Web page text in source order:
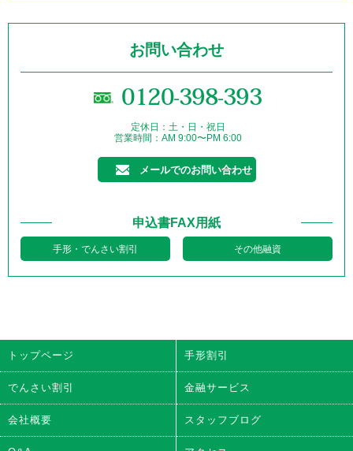
お問い合わせ
0120-398-393
定休日：土・日・祝日
営業時間：AM 9:00〜PM 6:00
メールでのお問い合わせ
申込書FAX用紙
手形・でんさい割引 その他融資
トップページ 手形割引
でんさい割引 金融サービス
会社概要 スタッフブログ